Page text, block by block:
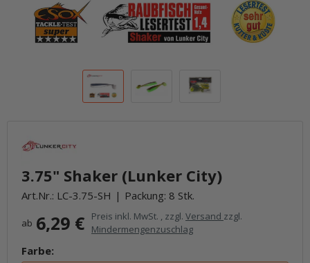
3.75" Shaker (Lunker City)
Art.Nr.: LC-3.75-SH Packung: 8 Stk.
ab 6,29 € Preis inkl. MwSt. , zzgl. Versand zzgl.
Mindermengenzuschlag
Farbe: